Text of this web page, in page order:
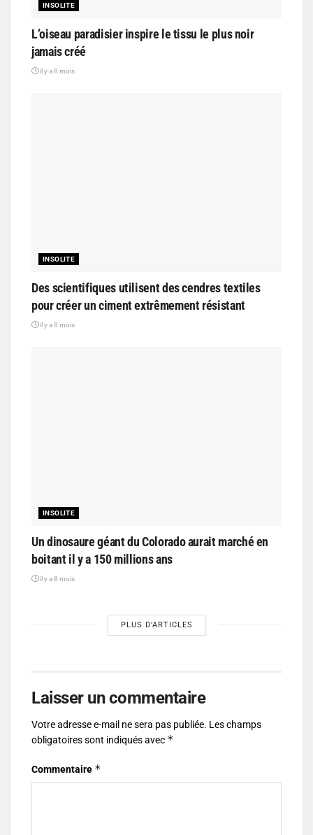
INSOLITE
L’oiseau paradisier inspire le tissu le plus noir
jamais créé
il y a 8 mois
INSOLITE
Des scientifiques utilisent des cendres textiles
pour créer un ciment extrêmement résistant
il y a 8 mois
INSOLITE
Un dinosaure géant du Colorado aurait marché en
boitant il y a 150 millions ans
il y a 8 mois
PLUS D'ARTICLES
Laisser un commentaire
Votre adresse e-mail ne sera pas publiée. Les champs
obligatoires sont indiqués avec *
Commentaire *